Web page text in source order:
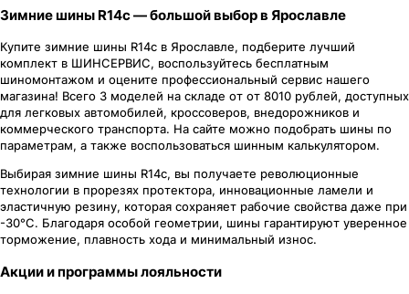
Зимние шины R14c — большой выбор в Ярославле
Купите зимние шины R14c в Ярославле, подберите лучший
комплект в ШИНСЕРВИС, воспользуйтесь бесплатным
шиномонтажом и оцените профессиональный сервис нашего
магазина! Всего 3 моделей на складе от от 8010 рублей, доступных
для легковых автомобилей, кроссоверов, внедорожников и
коммерческого транспорта. На сайте можно подобрать шины по
параметрам, а также воспользоваться шинным калькулятором.
Выбирая зимние шины R14c, вы получаете революционные
технологии в прорезях протектора, инновационные ламели и
эластичную резину, которая сохраняет рабочие свойства даже при
-30°C. Благодаря особой геометрии, шины гарантируют уверенное
торможение, плавность хода и минимальный износ.
Акции и программы лояльности